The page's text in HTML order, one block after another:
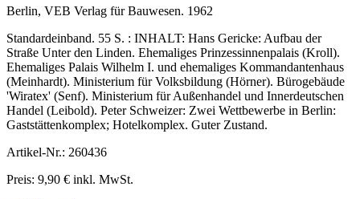
Berlin, VEB Verlag für Bauwesen. 1962
Standardeinband. 55 S. : INHALT: Hans Gericke: Aufbau der
Straße Unter den Linden. Ehemaliges Prinzessinnenpalais (Kroll).
Ehemaliges Palais Wilhelm I. und ehemaliges Kommandantenhaus
(Meinhardt). Ministerium für Volksbildung (Hörner). Bürogebäude
'Wiratex' (Senf). Ministerium für Außenhandel und Innerdeutschen
Handel (Leibold). Peter Schweizer: Zwei Wettbewerbe in Berlin:
Gaststättenkomplex; Hotelkomplex. Guter Zustand.
Artikel-Nr.: 260436
Preis: 9,90 € inkl. MwSt.